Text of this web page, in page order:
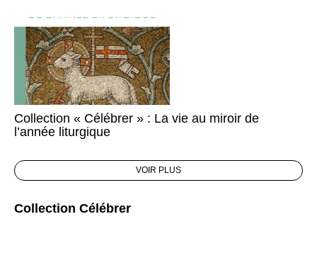
Collection « Célébrer » : La vie au miroir de
l’année liturgique
VOIR PLUS
Collection Célébrer